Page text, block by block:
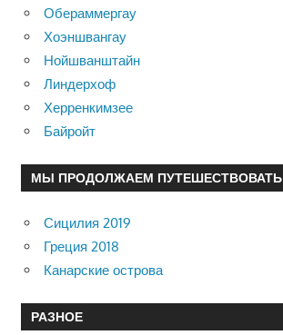
Обераммергау
Хоэншвангау
Нойшванштайн
Линдерхоф
Херренкимзее
Байройт
МЫ ПРОДОЛЖАЕМ ПУТЕШЕСТВОВАТЬ
Сицилия 2019
Греция 2018
Канарские острова
РАЗНОЕ